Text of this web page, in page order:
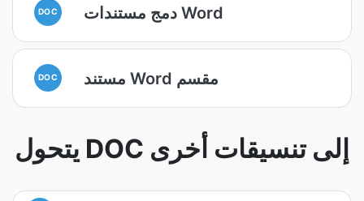
DOC دمج مستندات Word
DOC مستند Word مقسم
يتحول DOC إلى تنسيقات أخرى